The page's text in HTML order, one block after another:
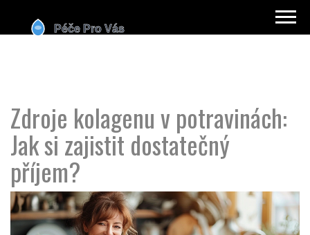
Zdroje kolagenu v potravinách:
Jak si zajistit dostatečný
příjem?